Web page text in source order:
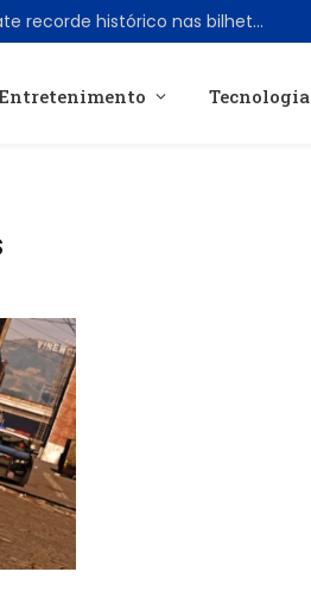
Spider-Man: Brand New Day bate recorde histórico nas bilheterias dos EUA em tempo recorde
Tecnologia